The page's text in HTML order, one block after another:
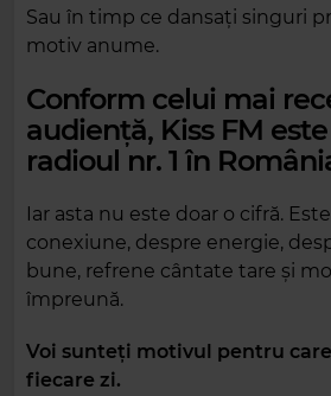
Sau în timp ce dansați singuri
motiv anume.
Conform celui mai
audiență, Kiss FM
radioul nr. 1 în
Iar asta nu este doar o cifră.
conexiune, despre energie,
bune, refrene cântate tare și
împreună.
Voi sunteți motivul pentru
fiecare zi.